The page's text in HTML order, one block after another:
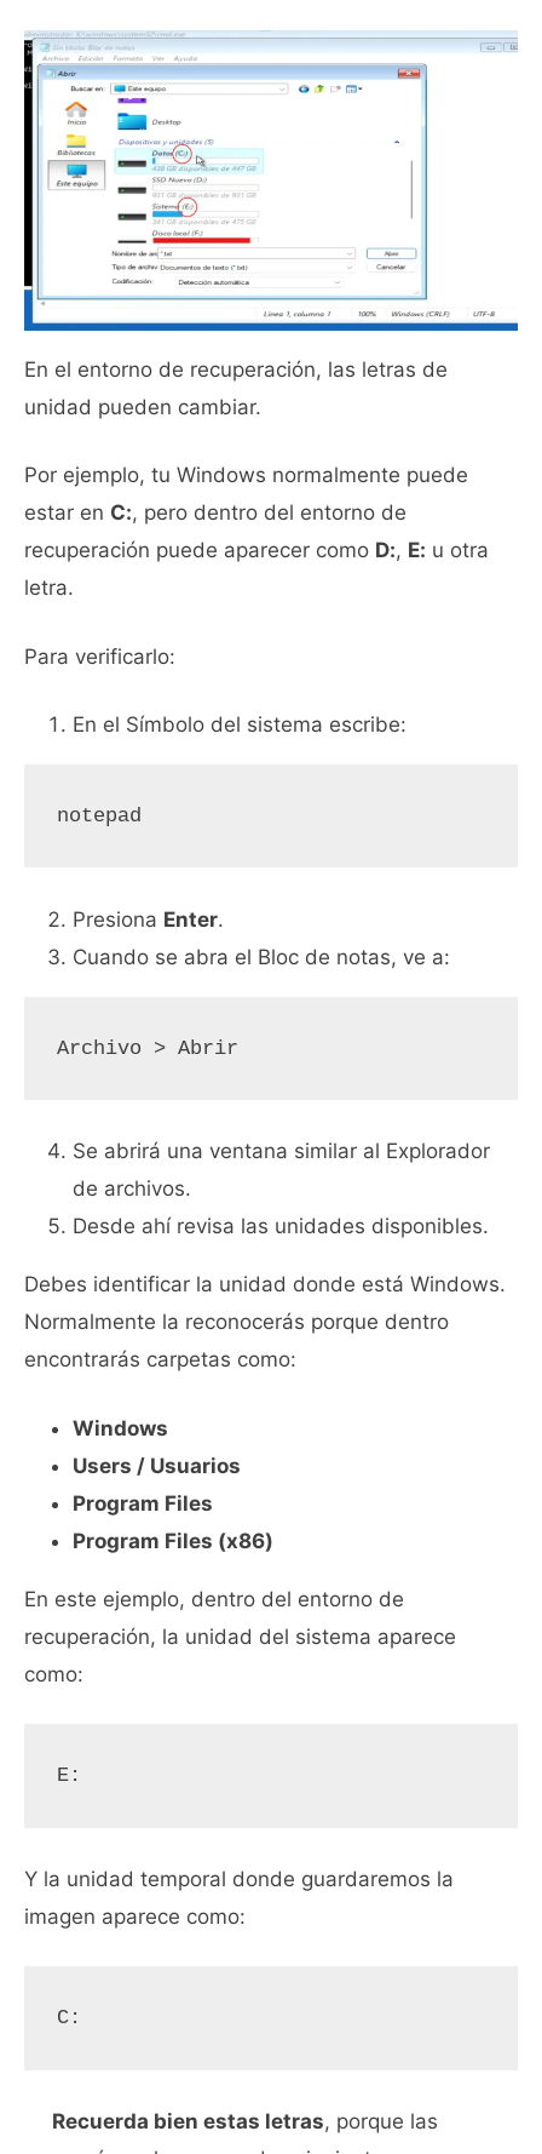
En el entorno de recuperación, las letras de
unidad pueden cambiar.
Por ejemplo, tu Windows normalmente puede
estar en C:, pero dentro del entorno de
recuperación puede aparecer como D:, E: u otra
letra.
Para verificarlo:
En el Símbolo del sistema escribe:
notepad
Presiona Enter.
Cuando se abra el Bloc de notas, ve a:
Archivo > Abrir
Se abrirá una ventana similar al Explorador
de archivos.
Desde ahí revisa las unidades disponibles.
Debes identificar la unidad donde está Windows.
Normalmente la reconocerás porque dentro
encontrarás carpetas como:
Windows
Users / Usuarios
Program Files
Program Files (x86)
En este ejemplo, dentro del entorno de
recuperación, la unidad del sistema aparece
como:
E:
Y la unidad temporal donde guardaremos la
imagen aparece como:
C:
Recuerda bien estas letras, porque las